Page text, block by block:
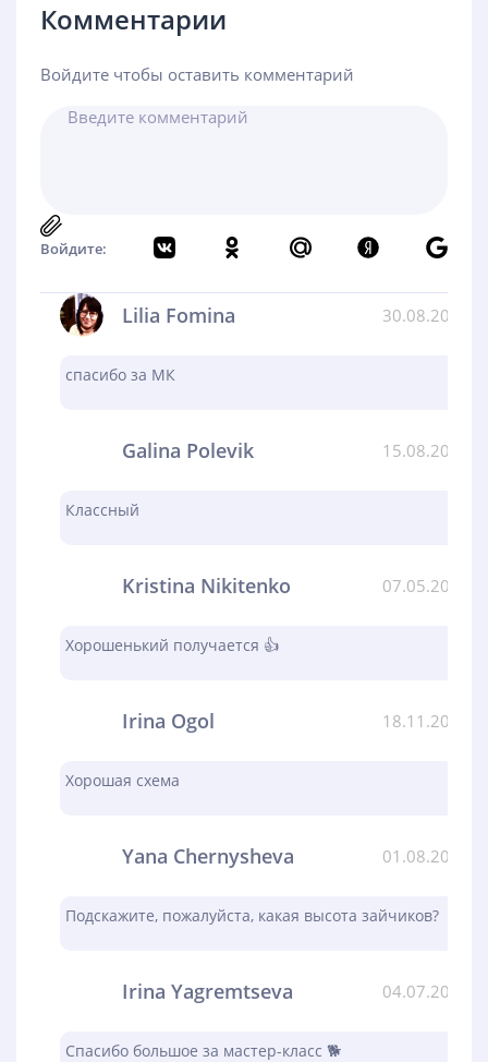
Комментарии
Войдите чтобы оставить комментарий
Войдите:
Lilia Fomina 30.08.2024
спасибо за МК
Galina Polevik 15.08.2024
Классный
Kristina Nikitenko 07.05.2024
Хорошенький получается 👍
Irina Ogol 18.11.2023
Хорошая схема
Yana Chernysheva 01.08.2023
Подскажите, пожалуйста, какая высота зайчиков?
Irina Yagremtseva 04.07.2023
Спасибо большое за мастер-класс 🐕